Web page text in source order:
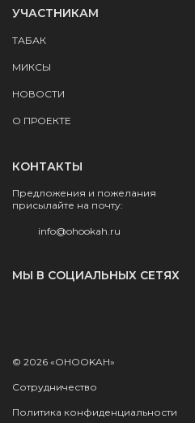
УЧАСТНИКАМ
ТАБАК
МИКСЫ
НОВОСТИ
О ПРОЕКТЕ
КОНТАКТЫ
Предложения и пожелания
присылайте на почту:
info@ohookah.ru
МЫ В СОЦИАЛЬНЫХ СЕТЯХ
© 2026 «OHOOKAH»
Сотрудничество
Политика конфиденциальности